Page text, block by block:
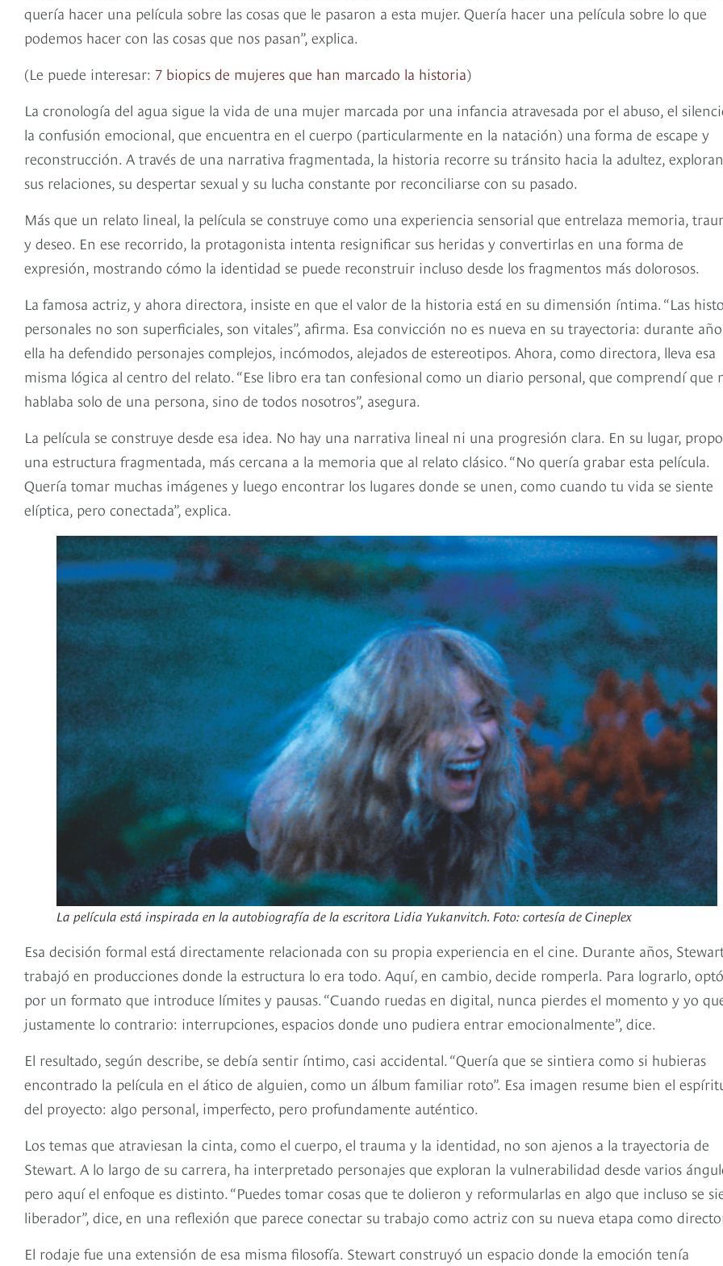
quería hacer una película sobre las cosas que le pasaron a esta mujer. Quería hacer una película sobre lo que
podemos hacer con las cosas que nos pasan”, explica.
(Le puede interesar: 7 biopics de mujeres que han marcado la historia)
La cronología del agua sigue la vida de una mujer marcada por una infancia atravesada por el abuso, el
la confusión emocional, que encuentra en el cuerpo (particularmente en la natación) una forma de escape y
reconstrucción. A través de una narrativa fragmentada, la historia recorre su tránsito hacia la adultez,
sus relaciones, su despertar sexual y su lucha constante por reconciliarse con su pasado.
Más que un relato lineal, la película se construye como una experiencia sensorial que entrelaza memoria,
y deseo. En ese recorrido, la protagonista intenta resignificar sus heridas y convertirlas en una forma de
expresión, mostrando cómo la identidad se puede reconstruir incluso desde los fragmentos más dolorosos.
La famosa actriz, y ahora directora, insiste en que el valor de la historia está en su dimensión íntima. “Las
personales no son superficiales, son vitales”, afirma. Esa convicción no es nueva en su trayectoria: durante
ella ha defendido personajes complejos, incómodos, alejados de estereotipos. Ahora, como directora, lleva esa
misma lógica al centro del relato. “Ese libro era tan confesional como un diario personal, que comprendí que
hablaba solo de una persona, sino de todos nosotros”, asegura.
La película se construye desde esa idea. No hay una narrativa lineal ni una progresión clara. En su lugar,
una estructura fragmentada, más cercana a la memoria que al relato clásico. “No quería grabar esta película.
Quería tomar muchas imágenes y luego encontrar los lugares donde se unen, como cuando tu vida se siente
elíptica, pero conectada”, explica.
La película está inspirada en la autobiografía de la escritora Lidia Yukanvitch. Foto: cortesía de Cineplex
Esa decisión formal está directamente relacionada con su propia experiencia en el cine. Durante años,
trabajó en producciones donde la estructura lo era todo. Aquí, en cambio, decide romperla. Para lograrlo, optó
por un formato que introduce límites y pausas. “Cuando ruedas en digital, nunca pierdes el momento y yo
justamente lo contrario: interrupciones, espacios donde uno pudiera entrar emocionalmente”, dice.
El resultado, según describe, se debía sentir íntimo, casi accidental. “Quería que se sintiera como si hubieras
encontrado la película en el ático de alguien, como un álbum familiar roto”. Esa imagen resume bien el
del proyecto: algo personal, imperfecto, pero profundamente auténtico.
Los temas que atraviesan la cinta, como el cuerpo, el trauma y la identidad, no son ajenos a la trayectoria de
Stewart. A lo largo de su carrera, ha interpretado personajes que exploran la vulnerabilidad desde varios
pero aquí el enfoque es distinto. “Puedes tomar cosas que te dolieron y reformularlas en algo que incluso se
liberador”, dice, en una reflexión que parece conectar su trabajo como actriz con su nueva etapa como
El rodaje fue una extensión de esa misma filosofía. Stewart construyó un espacio donde la emoción tenía